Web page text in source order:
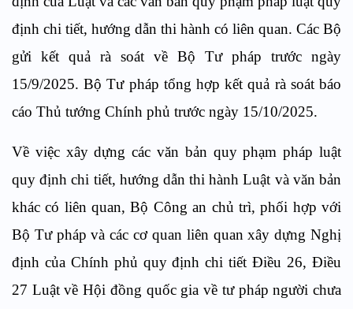
định chi tiết, hướng dẫn thi hành có liên quan. Các Bộ
gửi kết quả rà soát về Bộ Tư pháp trước ngày
15/9/2025. Bộ Tư pháp tổng hợp kết quả rà soát báo
cáo Thủ tướng Chính phủ trước ngày 15/10/2025.
Về việc xây dựng các văn bản quy phạm pháp luật
quy định chi tiết, hướng dẫn thi hành Luật và văn bản
khác có liên quan, Bộ Công an chủ trì, phối hợp với
Bộ Tư pháp và các cơ quan liên quan xây dựng Nghị
định của Chính phủ quy định chi tiết Điều 26, Điều
27 Luật về Hội đồng quốc gia về tư pháp người chưa